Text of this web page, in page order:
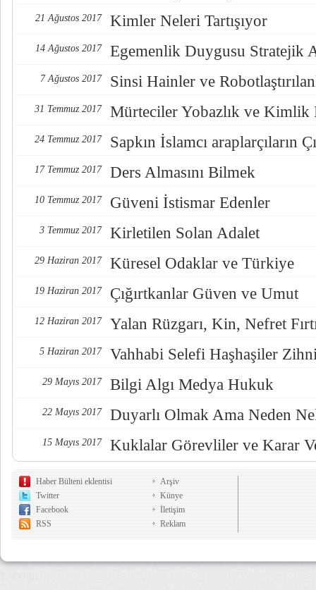
21 Ağustos 2017 Kimler Neleri Tartışıyor
14 Ağustos 2017 Egemenlik Duygusu Stratejik
7 Ağustos 2017 Sinsi Hainler ve
31 Temmuz 2017 Mürteciler Yobazlık ve Kimlik
24 Temmuz 2017 Sapkın İslamcı araplarçıların
17 Temmuz 2017 Ders Almasını Bilmek
10 Temmuz 2017 Güveni İstismar Edenler
3 Temmuz 2017 Kirletilen Solan Adalet
29 Haziran 2017 Küresel Odaklar ve Türkiye
19 Haziran 2017 Çığırtkanlar Güven ve Umut
12 Haziran 2017 Yalan Rüzgarı, Kin, Nefret
5 Haziran 2017 Vahhabi Selefi Haşhaşiler
29 Mayıs 2017 Bilgi Algı Medya Hukuk
22 Mayıs 2017 Duyarlı Olmak Ama Neden
15 Mayıs 2017 Kuklalar Görevliler ve Karar
Haber Bülteni eklentisi
Twitter
Facebook
RSS
Arşiv
Künye
İletişim
Reklam